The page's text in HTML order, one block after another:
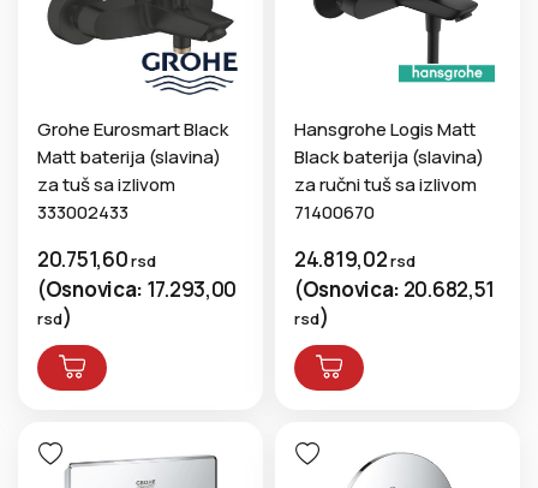
Grohe Eurosmart Black
Matt baterija (slavina)
za tuš sa izlivom
333002433
20.751,60rsd
(Osnovica: 17.293,00
rsd)
Hansgrohe Logis Matt
Black baterija (slavina)
za ručni tuš sa izlivom
71400670
24.819,02rsd
(Osnovica: 20.682,51
rsd)